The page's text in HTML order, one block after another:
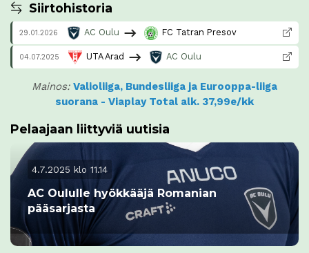
Siirtohistoria
29.01.2026 AC Oulu FC Tatran Presov
04.07.2025 UTA Arad AC Oulu
Mainos: Valioliiga, Bundesliiga ja Eurooppa-liiga
suorana - Viaplay Total alk. 37,99e/kk
Pelaajaan liittyviä uutisia
4.7.2025 klo 11.14
AC Oululle hyökkääjä Romanian
pääsarjasta